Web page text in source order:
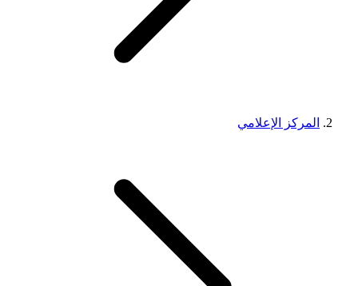
المركز الإعلامي